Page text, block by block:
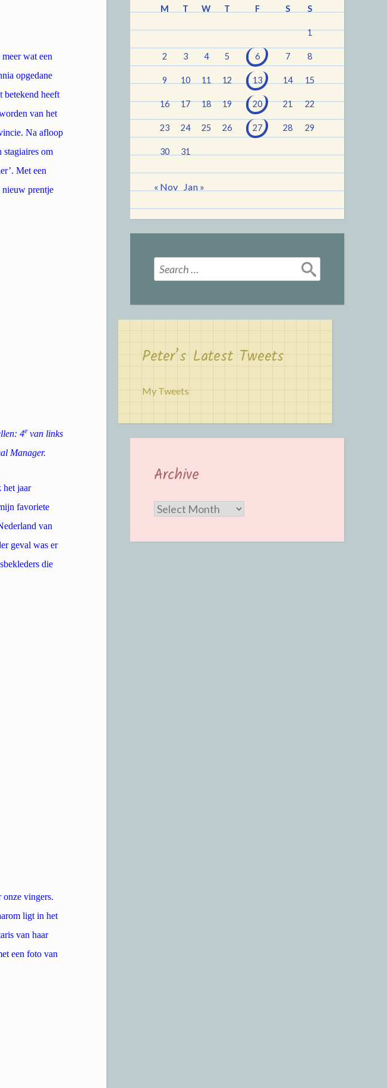
wat een
opgedane
betekend heeft
van het
Na afloop
stagiaires om
Met een
nieuw prentje
4e van links
Manager.
het jaar
favoriete
van
geval was er
die
onze vingers.
ligt in het
van haar
een foto van
M T W T F S S
1
2 3 4 5 6 7 8
9 10 11 12 13 14 15
16 17 18 19 20 21 22
23 24 25 26 27 28 29
30 31
« Nov Jan »
Search
for:
Peter’s Latest Tweets
My Tweets
Archive
Archive